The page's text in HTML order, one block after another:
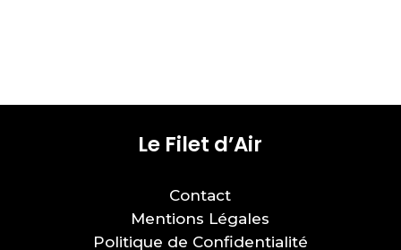
Le Filet d’Air
Contact
Mentions Légales
Politique de Confidentialité